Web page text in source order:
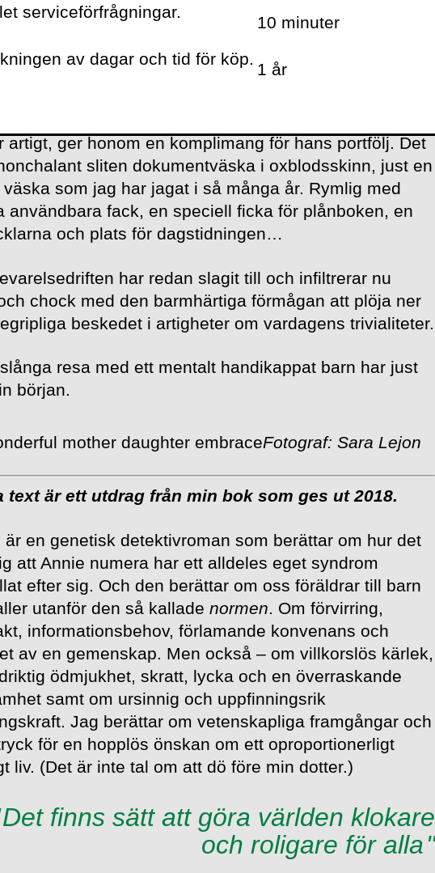
got a problem. Enligt mina tester är er dotter mentalt
artigt, ger honom en komplimang för hans portfölj. Det
sliten dokumentväska i oxblodsskinn, just en
som jag har jagat i så många år. Rymlig med
användbara fack, en speciell ficka för plånboken, en
och plats för dagstidningen…
har redan slagit till och infiltrerar nu
chock med den barmhärtiga förmågan att plöja ner
beskedet i artigheter om vardagens trivialiteter.
resa med ett mentalt handikappat barn har just
början.
Fotograf: Sara Lejon
text är ett utdrag från min bok som ges ut 2018.
är en genetisk detektivroman som berättar om hur det
att Annie numera har ett alldeles eget syndrom
efter sig. Och den berättar om oss föräldrar till barn
utanför den så kallade normen. Om förvirring,
informationsbehov, förlamande konvenans och
av en gemenskap. Men också – om villkorslös kärlek,
ödmjukhet, skratt, lycka och en överraskande
samt om ursinnig och uppfinningsrik
Jag berättar om vetenskapliga framgångar och
för en hopplös önskan om ett oproportionerligt
liv. (Det är inte tal om att dö före min dotter.)
Det finns sätt att göra världen klokare
och roligare för alla
serviceförfrågningar.
10 minuter
av dagar och tid för köp.
1 år